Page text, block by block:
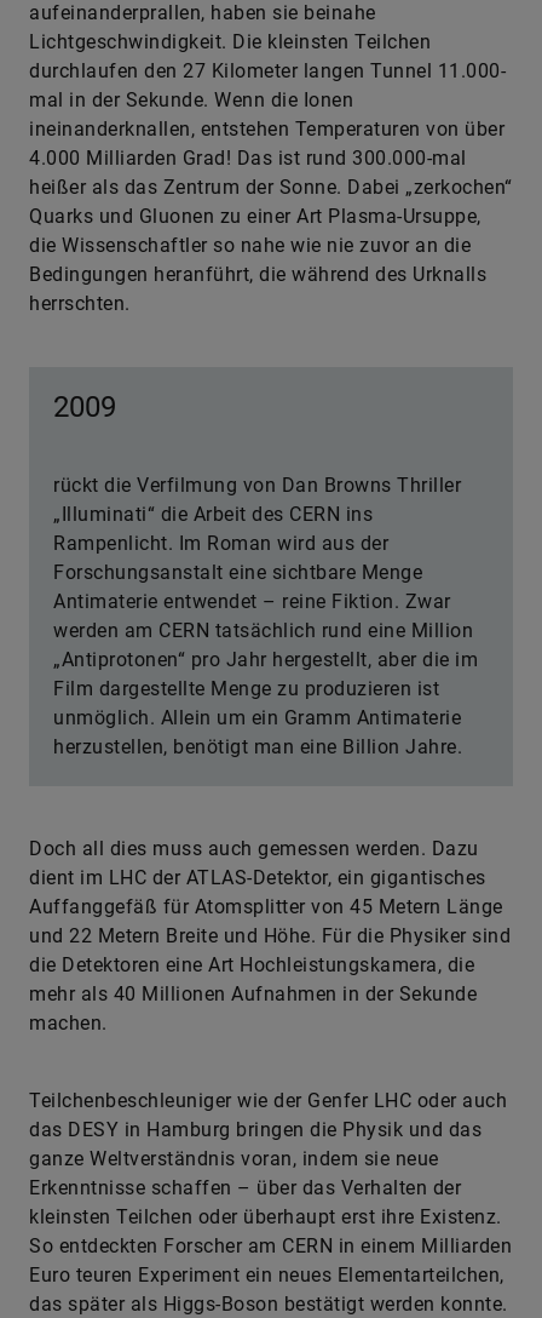
aufeinanderprallen, haben sie beinahe
Lichtgeschwindigkeit. Die kleinsten Teilchen
durchlaufen den 27 Kilometer langen Tunnel 11.000-
mal in der Sekunde. Wenn die Ionen
ineinanderknallen, entstehen Temperaturen von über
4.000 Milliarden Grad! Das ist rund 300.000-mal
heißer als das Zentrum der Sonne. Dabei „zerkochen“
Quarks und Gluonen zu einer Art Plasma-Ursuppe,
die Wissenschaftler so nahe wie nie zuvor an die
Bedingungen heranführt, die während des Urknalls
herrschten.
2009
rückt die Verfilmung von Dan Browns Thriller
„Illuminati“ die Arbeit des CERN ins
Rampenlicht. Im Roman wird aus der
Forschungsanstalt eine sichtbare Menge
Antimaterie entwendet – reine Fiktion. Zwar
werden am CERN tatsächlich rund eine Million
„Antiprotonen“ pro Jahr hergestellt, aber die im
Film dargestellte Menge zu produzieren ist
unmöglich. Allein um ein Gramm Antimaterie
herzustellen, benötigt man eine Billion Jahre.
Doch all dies muss auch gemessen werden. Dazu
dient im LHC der ATLAS-Detektor, ein gigantisches
Auffanggefäß für Atomsplitter von 45 Metern Länge
und 22 Metern Breite und Höhe. Für die Physiker sind
die Detektoren eine Art Hochleistungskamera, die
mehr als 40 Millionen Aufnahmen in der Sekunde
machen.
Teilchenbeschleuniger wie der Genfer LHC oder auch
das DESY in Hamburg bringen die Physik und das
ganze Weltverständnis voran, indem sie neue
Erkenntnisse schaffen – über das Verhalten der
kleinsten Teilchen oder überhaupt erst ihre Existenz.
So entdeckten Forscher am CERN in einem Milliarden
Euro teuren Experiment ein neues Elementarteilchen,
das später als Higgs-Boson bestätigt werden konnte.